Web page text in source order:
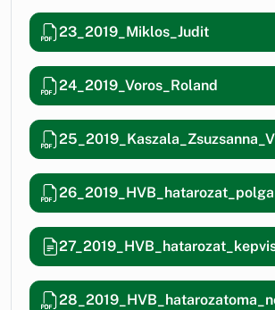
23_2019_Miklos_Judit
24_2019_Voros_Roland